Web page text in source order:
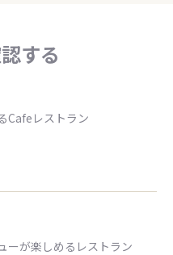
する
Cafeレストラン
ーが楽しめるレストラン